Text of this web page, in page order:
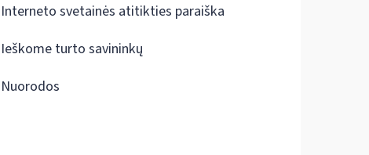
Interneto svetainės atitikties paraiška
Ieškome turto savininkų
Nuorodos